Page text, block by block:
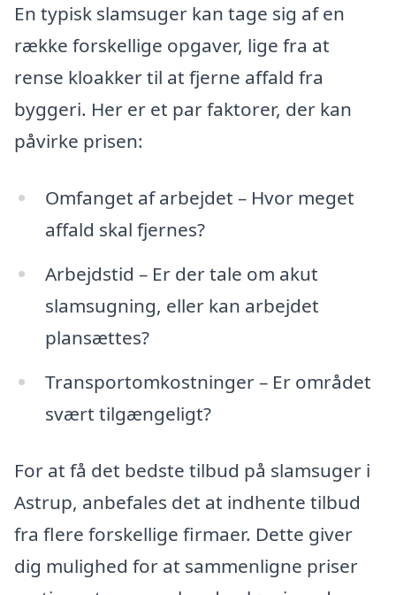
En typisk slamsuger kan tage sig af en
række forskellige opgaver, lige fra at
rense kloakker til at fjerne affald fra
byggeri. Her er et par faktorer, der kan
påvirke prisen:
Omfanget af arbejdet – Hvor meget
affald skal fjernes?
Arbejdstid – Er der tale om akut
slamsugning, eller kan arbejdet
plansættes?
Transportomkostninger – Er området
svært tilgængeligt?
For at få det bedste tilbud på slamsuger i
Astrup, anbefales det at indhente tilbud
fra flere forskellige firmaer. Dette giver
dig mulighed for at sammenligne priser